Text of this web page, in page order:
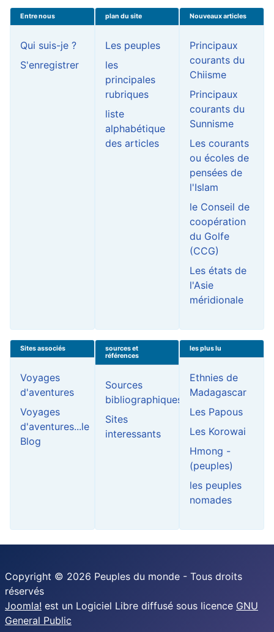
Entre nous
Qui suis-je ?
S'enregistrer
plan du site
Les peuples
les
principales
rubriques
liste
alphabétique
des articles
Nouveaux articles
Principaux
courants du
Chiisme
Principaux
courants du
Sunnisme
Les courants
ou écoles de
pensées de
l'Islam
le Conseil de
coopération
du Golfe
(CCG)
Les états de
l'Asie
méridionale
Sites associés
Voyages
d'aventures
Voyages
d'aventures...le
Blog
sources et
références
Sources
bibliographiques
Sites
interessants
les plus lu
Ethnies de
Madagascar
Les Papous
Les Korowai
Hmong -
(peuples)
les peuples
nomades
Copyright © 2026 Peuples du monde - Tous droits
réservés
Joomla! est un Logiciel Libre diffusé sous licence GNU
General Public